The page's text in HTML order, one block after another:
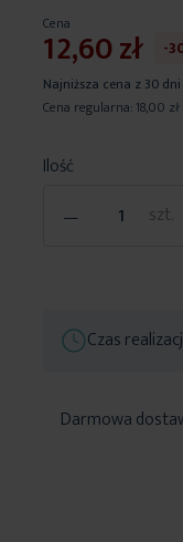
Ilość
- szt.
Cena
12,60 zł -
Najniższa cena z 30
Cena regularna: 18,00 zł
Czas
Darmowa